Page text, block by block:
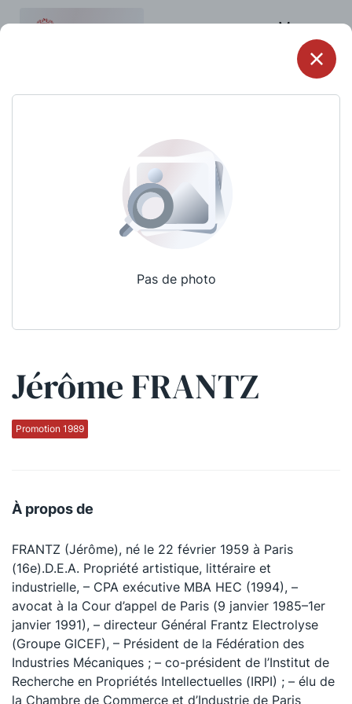
Menu
Pas de photo
Jérôme FRANTZ
Promotion 1989
À propos de
FRANTZ (Jérôme), né le 22 février 1959 à Paris
(16e).D.E.A. Propriété artistique, littéraire et
industrielle, – CPA exécutive MBA HEC (1994), –
avocat à la Cour d’appel de Paris (9 janvier 1985–1er
janvier 1991), – directeur Général Frantz Electrolyse
(Groupe GICEF), – Président de la Fédération des
Industries Mécaniques ; – co-président de l’Institut de
Recherche en Propriétés Intellectuelles (IRPI) ; – élu de
la Chambre de Commerce et d’Industrie de Paris
Qui sommes-nous ?
La Conférence
La Conférence
Le Concours de la Conférence
La Conférence Berryer
La Petite Conférence